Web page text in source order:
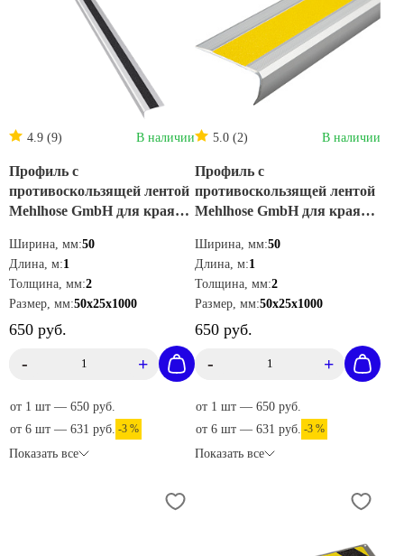
Доставка от 1 дня
4.9 (9) В наличии
Профиль с
противоскользящей лентой
Mehlhose GmbH для края
50х25х1000 мм ATM1SF2
Ширина, мм:50
Длина, м:1
Толщина, мм:2
Размер, мм:50х25х1000
650 руб.
- +
от 1 шт — 650 руб.
от 6 шт — 631 руб. -3 %
Показать все
5.0 (2) В наличии
Профиль с
противоскользящей лентой
Mehlhose GmbH для края
50х25х1000 мм ATM1GF2
Ширина, мм:50
Длина, м:1
Толщина, мм:2
Размер, мм:50х25х1000
650 руб.
- +
от 1 шт — 650 руб.
от 6 шт — 631 руб. -3 %
Показать все